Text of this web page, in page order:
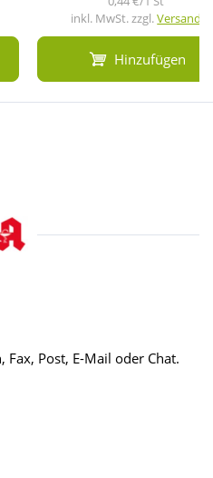
inkl. MwSt. zzgl.Versand
Hinzufügen
Fax, Post, E-Mail oder Chat.